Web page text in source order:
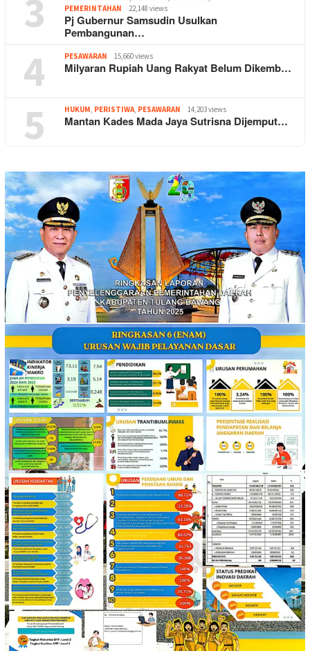
3
PEMERINTAHAN
22,148 views
Pj Gubernur Samsudin Usulkan
Pembangunan…
4 PESAWARAN 15,660 views
Milyaran Rupiah Uang Rakyat Belum Dikemb…
5 HUKUM, PERISTIWA, PESAWARAN 14,203 views
Mantan Kades Mada Jaya Sutrisna Dijemput…